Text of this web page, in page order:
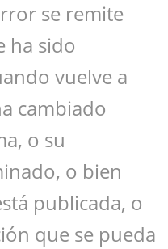
se remite
ha sido
vuelve a
cambiado
o su
o bien
publicada, o
que se pueda